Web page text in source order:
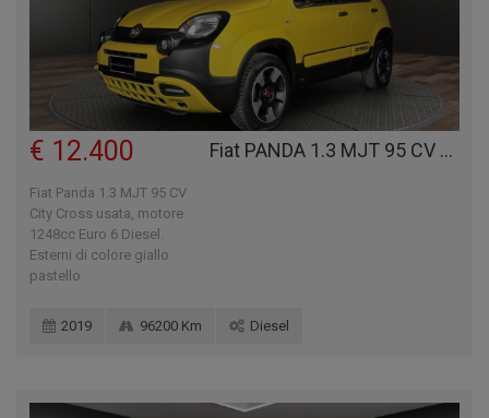
Fiat PANDA 1.3 MJT 95 CV CITY CROSS
€ 12.400
Fiat Panda 1.3 MJT 95 CV
City Cross usata, motore
1248cc Euro 6 Diesel.
Esterni di colore giallo
pastello.
2019 96200 Km Diesel